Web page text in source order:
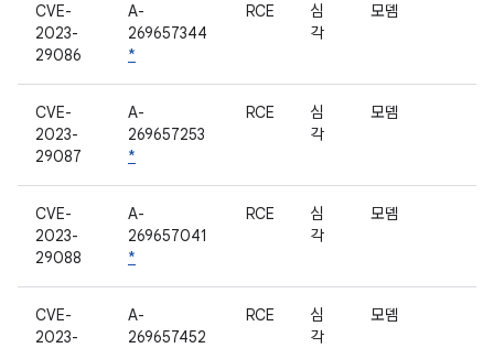
CVE-
2023-
29086
A-
269657344
*
RCE
심
각
모뎀
CVE-
2023-
29087
A-
269657253
*
RCE
심
각
모뎀
CVE-
2023-
29088
A-
269657041
*
RCE
심
각
모뎀
CVE-
2023-
A-
269657452
RCE
심
각
모뎀